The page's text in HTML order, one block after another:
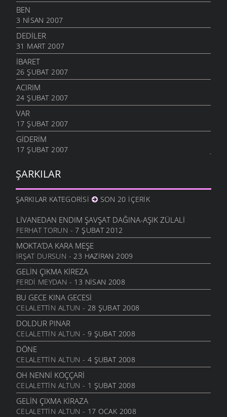
BEN
3 NISAN 2007
DEDILER
31 MART 2007
İBARET
26 ŞUBAT 2007
ACIRIM
24 ŞUBAT 2007
VAR
17 ŞUBAT 2007
GIDERIM
17 ŞUBAT 2007
ŞARKILAR
ŞARKILAR KATEGORISI SON 20 İÇERIK
LIVANEDAN ENDIM ŞAVŞAT DAĞINA-AŞIK ZÜLALI
FERHAT TORUN - 7 ŞUBAT 2012
MOKTA’DA KARA MEŞE
İRŞAT DURSUN - 23 HAZIRAN 2009
GELIN ÇIKMA KIREZA
FERDI MEYDAN - 13 NISAN 2008
BU GECE KINA GECESI
CELALETTIN ALTUN - 28 ŞUBAT 2008
DOLDUR PINAR
CELALETTIN ALTUN - 9 ŞUBAT 2008
DÖNE
CELALETTIN ALTUN - 4 ŞUBAT 2008
OH NENNI KOÇÇARI
CELALETTIN ALTUN - 1 ŞUBAT 2008
GELIN ÇIXMA KIRAZA
CELALETTIN ALTUN - 17 OCAK 2008